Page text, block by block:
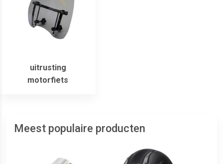
uitrusting
motorfiets
Meest populaire producten